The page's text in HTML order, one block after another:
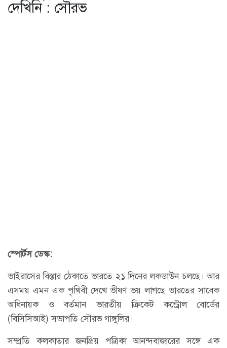
দেখিনি : সৌরভ
স্পোর্টস ডেস্ক:
ভাইরাসের বিস্তার ঠেকাতে ভারতে ২১ দিনের লকডাউন চলছে। আর
এসময় এমন এক পৃথিবী দেখে ভীষণ ভয় লাগছে ভারতের সাবেক
অধিনায়ক ও বর্তমান ভারতীয় ক্রিকেট কন্ট্রোল বোর্ডের
(বিসিসিআই) সভাপতি সৌরভ গাঙ্গুলির।
সম্প্রতি কলকাতার জনপ্রিয় পত্রিকা আনন্দবাজারের সঙ্গে এক